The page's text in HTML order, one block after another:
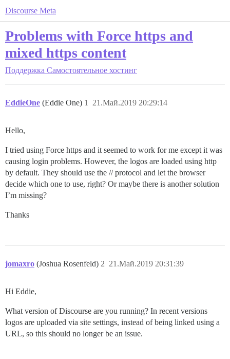
Discourse Meta
Problems with Force https and
mixed https content
Поддержка Самостоятельное хостинг
EddieOne (Eddie One) 21.Май.2019 20:29:14
1
Hello,
I tried using Force https and it seemed to work for me except it was
causing login problems. However, the logos are loaded using http
by default. They should use the // protocol and let the browser
decide which one to use, right? Or maybe there is another solution
I’m missing?
Thanks
jomaxro (Joshua Rosenfeld) 21.Май.2019 20:31:39
2
Hi Eddie,
What version of Discourse are you running? In recent versions
logos are uploaded via site settings, instead of being linked using a
URL, so this should no longer be an issue.